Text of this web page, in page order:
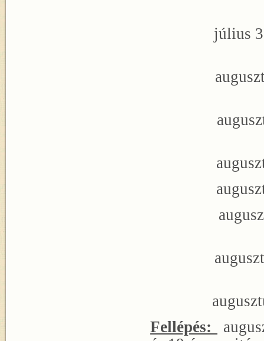
július
augusztus
augusztus
augusztus
augusztus
augusztus
Fellépés: